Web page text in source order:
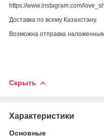
https://www.instagram.com/
Доставка по всему Казахстану.
Возможна отправка
Скрыть
Характеристики
Основные